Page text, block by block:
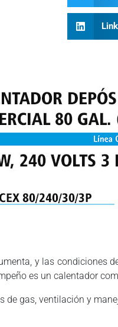
y las condiciones
es un calentador
de gas, ventilación y